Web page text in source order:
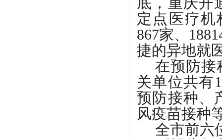
定点医疗机
867家、
捷的异地就
在预防接
关单位共有
预防接种、
风疫苗接种
全市前六